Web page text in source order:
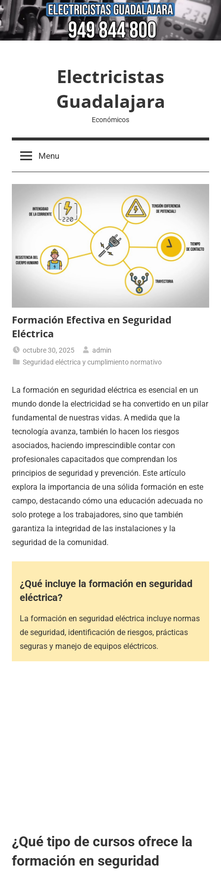
Skip
to
content
Electricistas
Guadalajara
Económicos
Menu
Formación Efectiva en Seguridad
Eléctrica
octubre 30, 2025
admin
Seguridad eléctrica y cumplimiento normativo
La formación en seguridad eléctrica es esencial en un
mundo donde la electricidad se ha convertido en un pilar
fundamental de nuestras vidas. A medida que la
tecnología avanza, también lo hacen los riesgos
asociados, haciendo imprescindible contar con
profesionales capacitados que comprendan los
principios de seguridad y prevención. Este artículo
explora la importancia de una sólida formación en este
campo, destacando cómo una educación adecuada no
solo protege a los trabajadores, sino que también
garantiza la integridad de las instalaciones y la
seguridad de la comunidad.
¿Qué incluye la formación en seguridad
eléctrica?
La formación en seguridad eléctrica incluye normas
de seguridad, identificación de riesgos, prácticas
seguras y manejo de equipos eléctricos.
¿Qué tipo de cursos ofrece la
formación en seguridad